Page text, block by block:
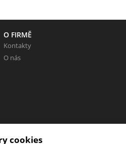
O FIRMĚ
Kontakty
O nás
cookies